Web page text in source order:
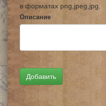
в форматах png,jpeg,jpg.
Описание